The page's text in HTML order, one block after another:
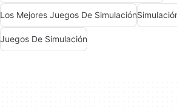
Los Mejores Juegos De Simulación
Juegos De Simulación